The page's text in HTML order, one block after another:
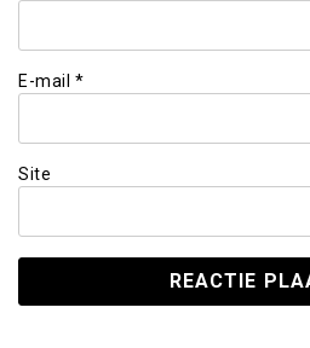
E-mail *
Site